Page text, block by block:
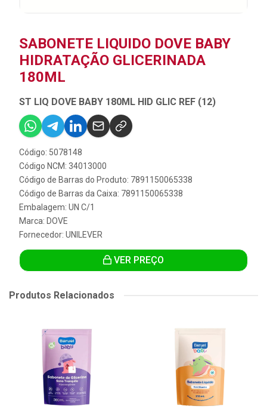
SABONETE LIQUIDO DOVE BABY
HIDRATAÇÃO GLICERINADA
180ML
ST LIQ DOVE BABY 180ML HID GLIC REF (12)
Código: 5078148
Código NCM: 34013000
Código de Barras do Produto: 7891150065338
Código de Barras da Caixa: 7891150065338
Embalagem: UN C/1
Marca: DOVE
Fornecedor: UNILEVER
VER PREÇO
Produtos Relacionados